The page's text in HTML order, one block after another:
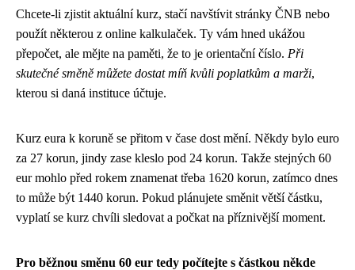
Chcete-li zjistit aktuální kurz, stačí navštívit stránky ČNB nebo
použít některou z online kalkulaček. Ty vám hned ukážou
přepočet, ale mějte na paměti, že to je orientační číslo. Při
skutečné směně můžete dostat míň kvůli poplatkům a marži,
kterou si daná instituce účtuje.
Kurz eura k koruně se přitom v čase dost mění. Někdy bylo euro
za 27 korun, jindy zase kleslo pod 24 korun. Takže stejných 60
eur mohlo před rokem znamenat třeba 1620 korun, zatímco dnes
to může být 1440 korun. Pokud plánujete směnit větší částku,
vyplatí se kurz chvíli sledovat a počkat na příznivější moment.
Pro běžnou směnu 60 eur tedy počítejte s částkou někde